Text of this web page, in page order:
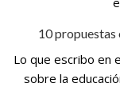
10 propuestas
Lo que escribo en
sobre la